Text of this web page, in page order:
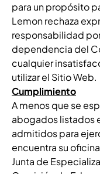
para un propósito
Lemon rechaza
responsabilidad
dependencia del
cualquier
utilizar el Sitio Web.
Cumplimiento
A menos que se
abogados listados
admitidos para
encuentra su
Junta de